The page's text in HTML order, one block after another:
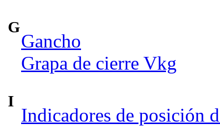
G
Gancho
Grapa de cierre Vkg
I
Indicadores de posición